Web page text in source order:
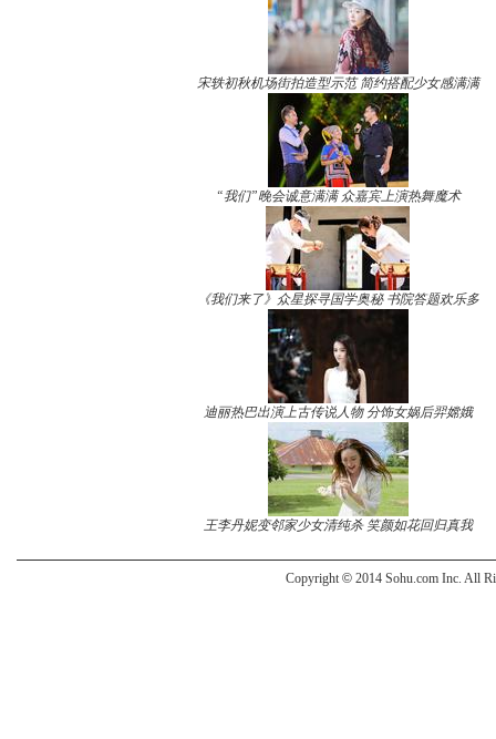
宋轶初秋机场街拍造型示范 简约搭配少女感满满
“我们”晚会诚意满满 众嘉宾上演热舞魔术
《我们来了》众星探寻国学奥秘 书院答题欢乐多
迪丽热巴出演上古传说人物 分饰女娲后羿嫦娥
王李丹妮变邻家少女清纯杀 笑颜如花回归真我
Copyright © 2014 Sohu.com Inc. All